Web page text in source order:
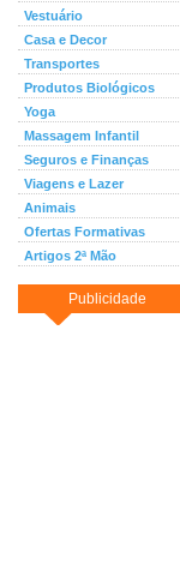
Vestuário
Casa e Decor
Transportes
Produtos Biológicos
Yoga
Massagem Infantil
Seguros e Finanças
Viagens e Lazer
Animais
Ofertas Formativas
Artigos 2ª Mão
Publicidade